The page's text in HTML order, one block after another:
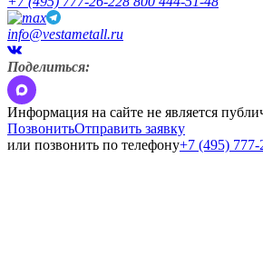
info@vestametall.ru
Поделиться:
Информация на сайте не является
ПозвонитьОтправить заявку
или позвонить по телефону+7 (495) 777-